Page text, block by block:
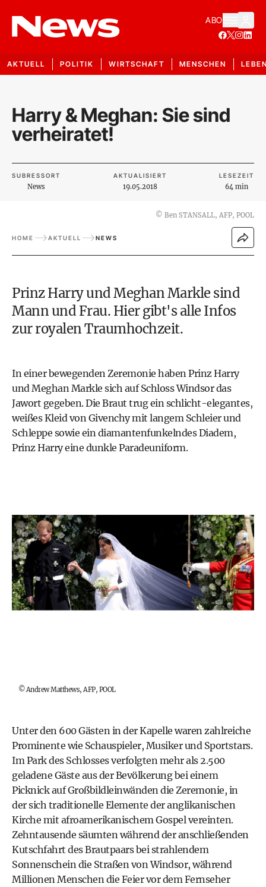
ABO
AKTUELL POLITIK WIRTSCHAFT MENSCHEN
Harry & Meghan: Sie sind
verheiratet!
SUBRESSORT
News
AKTUALISIERT
19.05.2018
LESEZEIT
64 min
© Ben STANSALL, AFP, POOL
HOME AKTUELL NEWS
Prinz HarryundMeghan Markle sind
Mann und Frau. Hier gibt's alle Infos
zur royalen Traumhochzeit.
In einer bewegenden Zeremonie haben Prinz Harry
und Meghan Markle sich auf Schloss Windsor das
Jawort gegeben. Die Braut trug ein schlicht-elegantes,
weißes Kleid von Givenchy mit langem Schleier und
Schleppe sowie ein diamantenfunkelndes Diadem,
Prinz Harry eine dunkle Paradeuniform.
©Andrew Matthews, AFP, POOL
Unter den 600 Gästen in der Kapelle waren zahlreiche
Prominente wie Schauspieler, Musiker und Sportstars.
Im Park des Schlosses verfolgten mehr als 2.500
geladene Gäste aus der Bevölkerung bei einem
Picknick auf Großbildleinwänden die Zeremonie, in
der sich traditionelle Elemente der anglikanischen
Kirche mit afroamerikanischem Gospel vereinten.
Zehntausende säumten während der anschließenden
Kutschfahrt des Brautpaars bei strahlendem
Sonnenschein die Straßen von Windsor, während
Millionen Menschen die Feier vor dem Fernseher